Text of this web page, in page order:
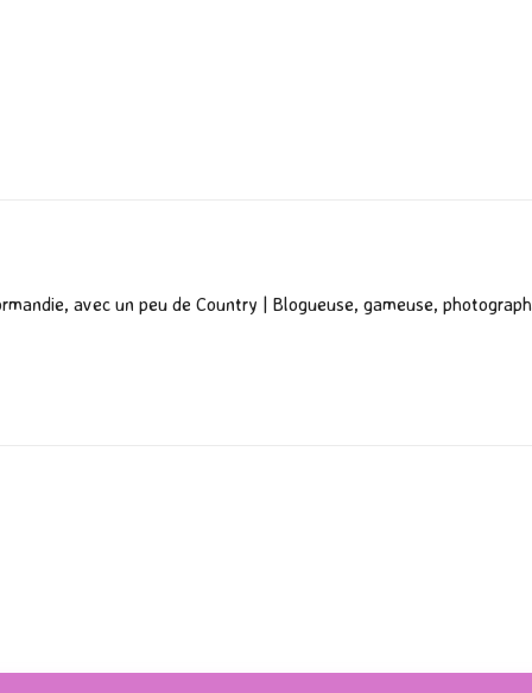
avec un peu de Country | Blogueuse, gameuse,